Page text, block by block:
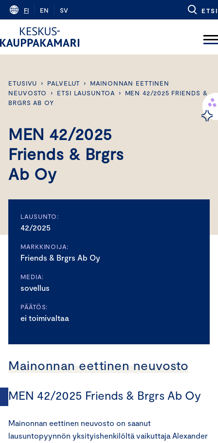
Skip
content
FI EN SV ETSI
ETUSIVU › PALVELUT ›
MAINONNAN EETTINEN
NEUVOSTO
› ETSI LAUSUNTOA ›
MEN 42/2025 FRIENDS &
BRGRS AB OY
MEN 42/2025
Friends & Brgrs
Ab Oy
LAUSUNTO:
42/2025
MARKKINOIJA:
Friends & Brgrs Ab Oy
MEDIA:
sovellus
PÄÄTÖS:
ei toimivaltaa
Mainonnan eettinen neuvosto
MEN 42/2025 Friends & Brgrs Ab Oy
Mainonnan eettinen neuvosto on saanut
lausuntopyynnön yksityishenkilöltä vaikuttaja Alexander